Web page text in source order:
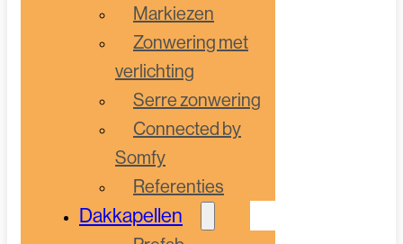
Markiezen
Zonwering met
verlichting
Serre zonwering
Connected by
Somfy
Referenties
Dakkapellen